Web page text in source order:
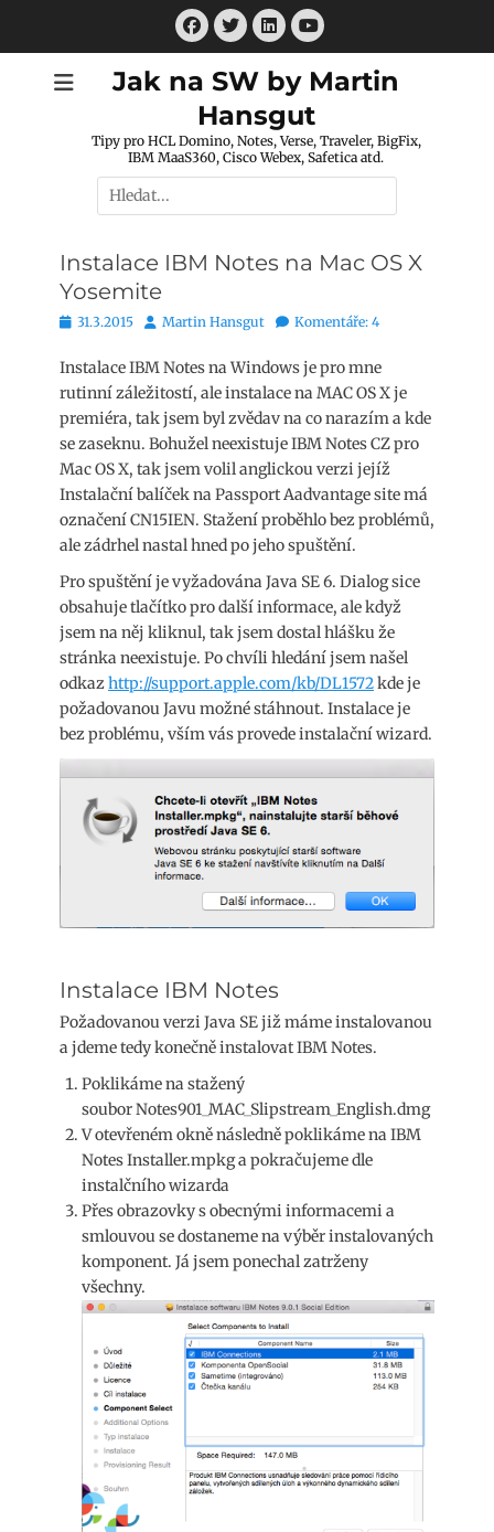
Facebook
Twitter
LinkedIn
Youtube
Jak na SW by Martin
Hansgut
Tipy pro HCL Domino, Notes, Verse, Traveler, BigFix,
IBM MaaS360, Cisco Webex, Safetica atd.
Hledat:
Instalace IBM Notes na Mac OS X
Yosemite
Publikováno
31.3.2015 AutorMartin Hansgut Komentáře: 4
Instalace IBM Notes na Windows je pro mne
rutinní záležitostí, ale instalace na MAC OS X je
premiéra, tak jsem byl zvědav na co narazím a kde
se zaseknu. Bohužel neexistuje IBM Notes CZ pro
Mac OS X, tak jsem volil anglickou verzi jejíž
Instalační balíček na Passport Aadvantage site má
označení CN15IEN. Stažení proběhlo bez problémů,
ale zádrhel nastal hned po jeho spuštění.
Pro spuštění je vyžadována Java SE 6. Dialog sice
obsahuje tlačítko pro další informace, ale když
jsem na něj kliknul, tak jsem dostal hlášku že
stránka neexistuje. Po chvíli hledání jsem našel
odkazhttp://support.apple.com/kb/DL1572kde je
požadovanou Javu možné stáhnout. Instalace je
bez problému, vším vás provede instalační wizard.
Instalace IBM Notes
Požadovanou verzi Java SE již máme instalovanou
a jdeme tedy konečně instalovat IBM Notes.
Poklikáme na stažený
soubor Notes901_MAC_Slipstream_English.dmg
V otevřeném okně následně poklikáme na IBM
Notes Installer.mpkg a pokračujeme dle
instalčního wizarda
Přes obrazovky s obecnými informacemi a
smlouvou se dostaneme na výběr instalovaných
komponent. Já jsem ponechal zatrženy
všechny.